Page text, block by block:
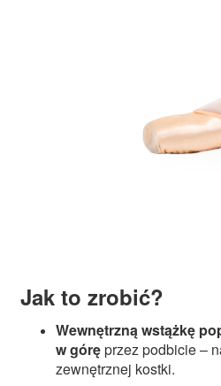
Jak to zrobić?
Wewnętrzną wstążkę
w góręprzez podbicie –
zewnętrznej kostki.